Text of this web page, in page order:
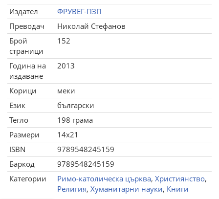
Издател
ФРУВЕГ-ПЗП
Преводач
Николай Стефанов
Брой
страници
152
Година на
издаване
2013
Корици
меки
Език
български
Тегло
198 грама
Размери
14x21
ISBN
9789548245159
Баркод
9789548245159
Категории
Римо-католическа църква, Християнство,
Религия, Хуманитарни науки, Книги